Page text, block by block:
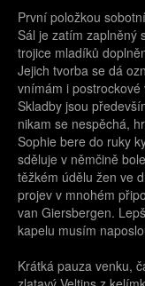
První položkou
Sál je zatím zaplněný
trojice mladíků
Jejich tvorba se dá
vnímám i
Skladby jsou
nikam se nespěchá,
Sophie bere do ruky
sděluje v němčině
těžkém údělu žen ve
projev v mnohém
van Giersbergen.
kapelu musím
Krátká pauza venku,